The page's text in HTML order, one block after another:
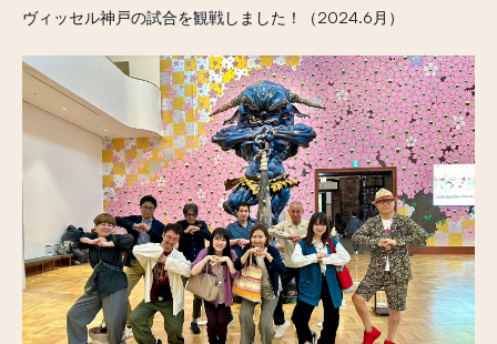
ヴィッセル神戸の試合を観戦しました！（2024.6月）